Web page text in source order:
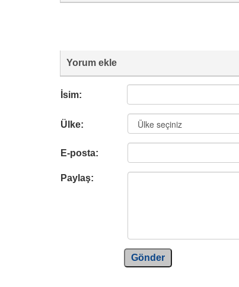
Yorum ekle
İsim:
Ülke:
E-posta:
Paylaş:
Gönder